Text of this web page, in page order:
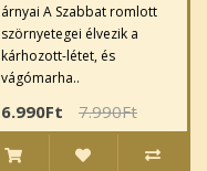
árnyai A Szabbat romlott
szörnyetegei élvezik a
kárhozott-létet, és
vágómarha..
6.990Ft 7.990Ft